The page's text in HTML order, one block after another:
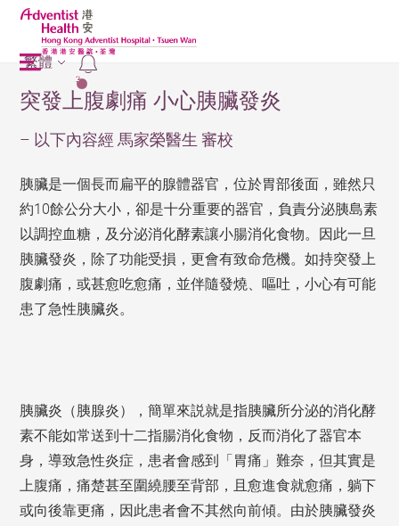
2
繁體
突發上腹劇痛 小心胰臟發炎
– 以下內容經 馬家榮醫生 審校
胰臟是一個長而扁平的腺體器官，位於胃部後面，雖然只
約10餘公分大小，卻是十分重要的器官，負責分泌胰島素
以調控血糖，及分泌消化酵素讓小腸消化食物。因此一旦
胰臟發炎，除了功能受損，更會有致命危機。如持突發上
腹劇痛 ，或甚愈吃愈痛，並伴隨發燒、嘔吐，小心有可能
患了急性胰臟炎。
胰臟炎（胰腺炎），簡單來説就是指胰臟所分泌的消化酵
素不能如常送到十二指腸消化食物，反而消化了器官本
身，導致急性炎症，患者會感到「胃痛」難奈，但其實是
上腹痛，痛楚甚至圍繞腰至背部，且愈進食就愈痛，躺下
或向後靠更痛，因此患者會不其然向前傾。由於胰臟發炎